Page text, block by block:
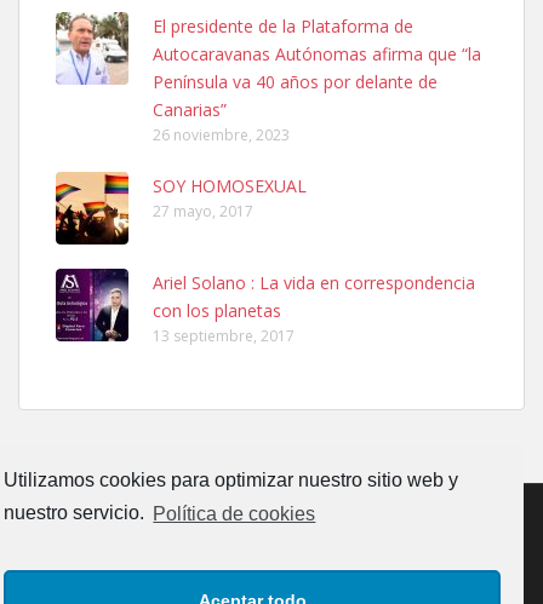
Utilizamos cookies para optimizar nuestro sitio web y
nuestro servicio. Política de cookies
Ninfa perdida
El día 5 se los perdió una ninfa papillera, asustada tiene miedo a la
calle, se perdió por la zon...
Leales.org » Gran Canaria
6.7.2025
Adopcion
Busco casa de acogida para mi perrita ya que por temas de trabajo
no la puedo tener. Solo gente r...
Gata joven encontrada
Gata joven encontrada en zona calle San Bernardo de Las Palmas
El presidente de la Plataforma de
Autocaravanas Autónomas afirma que “la
Península va 40 años por delante de
Canarias”
26 noviembre, 2023
SOY HOMOSEXUAL
27 mayo, 2017
Ariel Solano : La vida en correspondencia
con los planetas
13 septiembre, 2017